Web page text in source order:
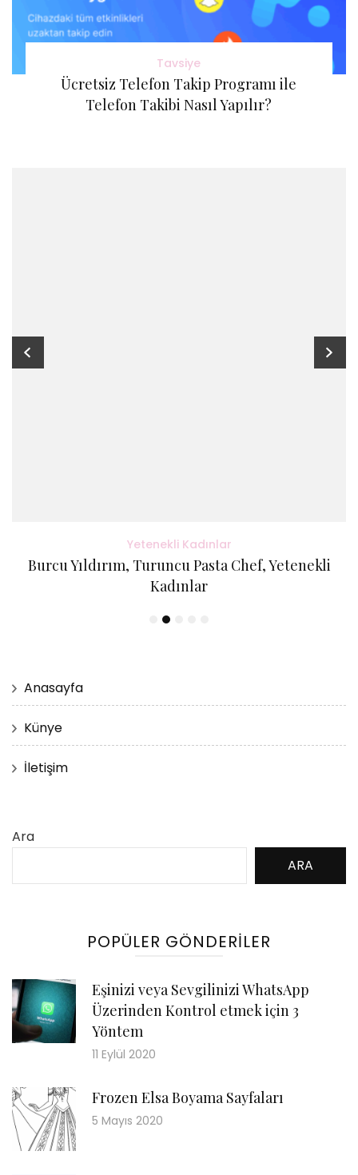
Tavsiye
Ücretsiz Telefon Takip Programı ile
Telefon Takibi Nasıl Yapılır?
Yetenekli Kadınlar
Burcu Yıldırım, Turuncu Pasta Chef, Yetenekli
Kadınlar
Anasayfa
Künye
İletişim
Ara
ARA
POPÜLER GÖNDERILER
Eşinizi veya Sevgilinizi WhatsApp
Üzerinden Kontrol etmek için 3
Yöntem
11 Eylül 2020
Frozen Elsa Boyama Sayfaları
5 Mayıs 2020